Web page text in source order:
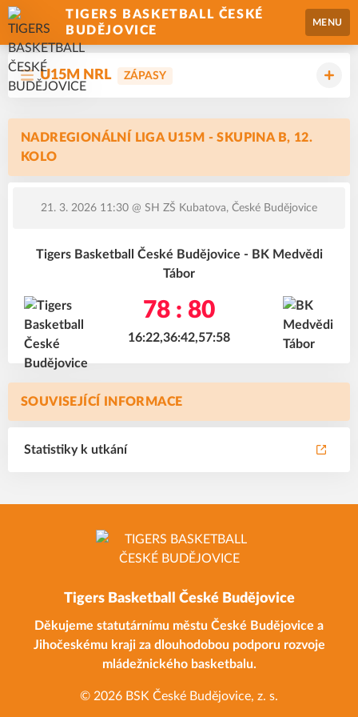
TIGERS BASKETBALL ČESKÉ
BUDĚJOVICE
MENU
U15M NRL ZÁPASY
NADREGIONÁLNÍ LIGA U15M - SKUPINA B, 12.
KOLO
21. 3. 2026 11:30 @ SH ZŠ Kubatova, České Budějovice
Tigers Basketball České Budějovice - BK Medvědi
Tábor
78 : 80
16:22,36:42,57:58
SOUVISEJÍCÍ INFORMACE
Statistiky k utkání
Tigers Basketball České Budějovice
Děkujeme statutárnímu městu České Budějovice a
Jihočeskému kraji za dlouhodobou podporu rozvoje
mládežnického basketbalu.
© 2026 BSK České Budějovice, z. s.